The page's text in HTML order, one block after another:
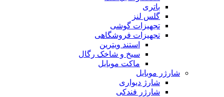
باتری
گلس لنز
تجهیزات گوشی
تجهیزات فروشگاهی
استند ویترین
سیخ و شاخک رگال
ماکت موبایل
شارژر موبایل
شارژ دیواری
شارژر فندکی